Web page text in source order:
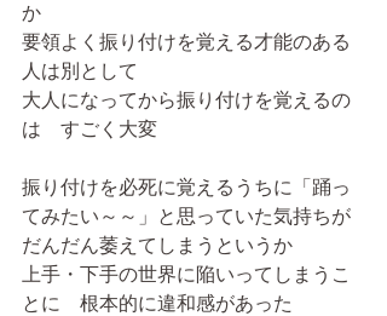
か
要領よく振り付けを覚える才能のある
人は別として
大人になってから振り付けを覚えるの
は　すごく大変
振り付けを必死に覚えるうちに「踊っ
てみたい～～」と思っていた気持ちが
だんだん萎えてしまうというか
上手・下手の世界に陥いってしまうこ
とに　根本的に違和感があった